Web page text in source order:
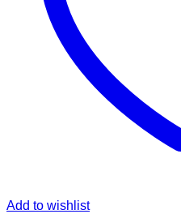
Add to wishlist